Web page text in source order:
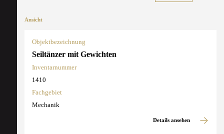
Ansicht
Objektbezeichnung
Seiltänzer mit Gewichten
Inventarnummer
1410
Fachgebiet
Mechanik
Details ansehen